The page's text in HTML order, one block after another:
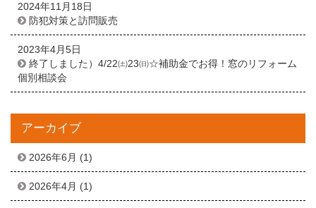
2024年11月18日
防犯対策と訪問販売
2023年4月5日
終了しました）4/22㈯23㈰☆補助金でお得！窓のリフォーム
個別相談会
アーカイブ
2026年6月 (1)
2026年4月 (1)